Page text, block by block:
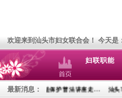
欢迎来到汕头市妇女联合会！ 今天是
妇联职能
最新消息：
妇女权益保护普法讲座走... 汕头市妇